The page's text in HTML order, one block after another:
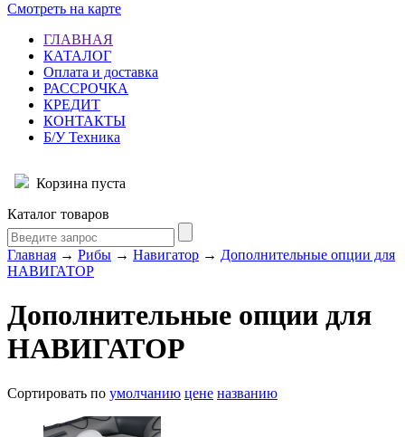
Смотреть на карте
ГЛАВНАЯ
КАТАЛОГ
Оплата и доставка
РАССРОЧКА
КРЕДИТ
КОНТАКТЫ
Б/У Техника
Корзина пуста
Каталог товаров
Главная → Рибы → Навигатор → Дополнительные опции для
НАВИГАТОР
Дополнительные опции для
НАВИГАТОР
Сортировать по умолчанию цене названию